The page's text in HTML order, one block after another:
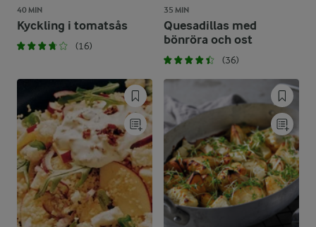
40 MIN
Kyckling i tomatsås
(16)
35 MIN
Quesadillas med
bönröra och ost
(36)